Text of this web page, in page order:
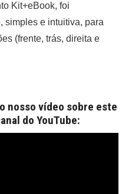
Kit+eBook, foi
simples e intuitiva, para
(frente, trás, direita e
nosso vídeo sobre este
do YouTube: